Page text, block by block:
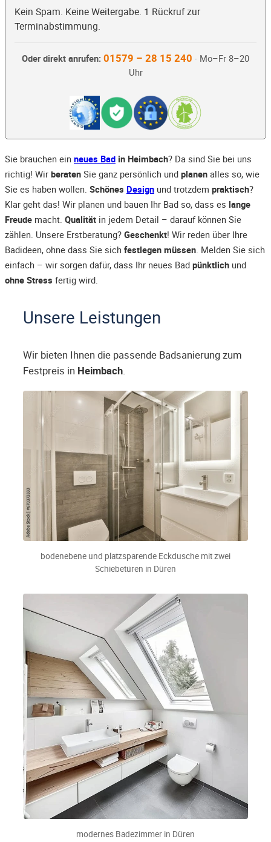
Kein Spam. Keine Weitergabe. 1 Rückruf zur
Terminabstimmung.
Oder direkt anrufen: 01579 – 28 15 240 · Mo–Fr 8–20
Uhr
Sie brauchen ein neues Bad in Heimbach? Da sind Sie bei uns
richtig! Wir beraten Sie ganz persönlich und planen alles so, wie
Sie es haben wollen. Schönes Design und trotzdem praktisch?
Klar geht das! Wir planen und bauen Ihr Bad so, dass es lange
Freude macht. Qualität in jedem Detail – darauf können Sie
zählen. Unsere Erstberatung? Geschenkt! Wir reden über Ihre
Badideen, ohne dass Sie sich festlegen müssen. Melden Sie sich
einfach – wir sorgen dafür, dass Ihr neues Bad pünktlich und
ohne Stress fertig wird.
Unsere Leistungen
Wir bieten Ihnen die passende Badsanierung zum
Festpreis in Heimbach.
bodenebene und platzsparende Eckdusche mit zwei
Schiebetüren in Düren
modernes Badezimmer in Düren